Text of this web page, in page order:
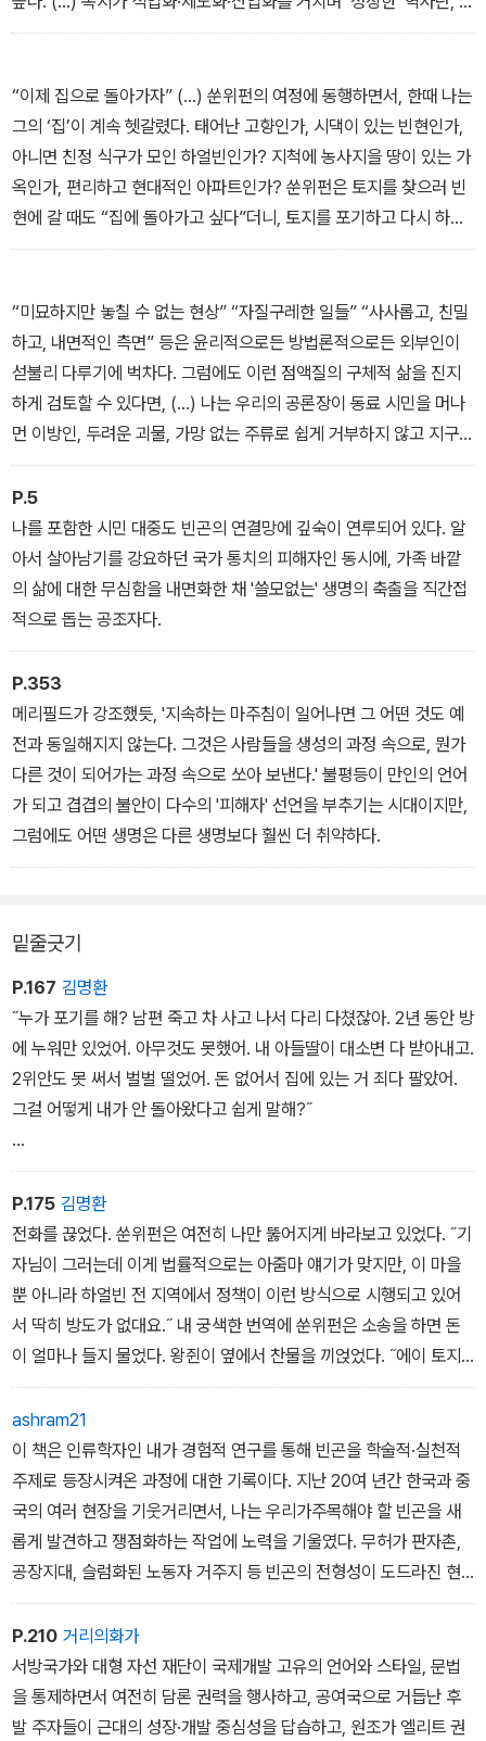
집어보자면 사회복지 체제 구축에 관여해온 종사자들이 가난한 사람
그에게 낙인을 씌우듯, 복지 종사자들 역시 빈자에게 기대는 동시에
그들에 대한 심판자를 자임한다.
_「의존의 문제화」
“이제 집으로 돌아가자” (…) 쑨위펀의 여정에 동행하면서, 한때 나는
그의 ‘집’이 계속 헷갈렸다. 태어난 고향인가, 시댁이 있는 빈현인가,
아니면 친정 식구가 모인 하얼빈인가? 지척에 농사지을 땅이 있는 가
옥인가, 편리하고 현대적인 아파트인가? 쑨위펀은 토지를 찾으러 빈
현에 갈 때도 “집에 돌아가고 싶다”더니, 토지를 포기하고 다시 하얼
빈으로 떠날 때도 “집에 돌아가자” 했다. 집은 결국 특정 장소로 가리
기 ‘자리’를 만드는 부단한 과정이었던 셈이다. 언제 헐릴지, 쫓겨날지
모르는 상태를 벗어나 맘 편히 누울 자리, 섭씨 영하 20도에 볼일을
보러 공중변소를 찾지 않아도 되는 편한 자리, (…) 몸이 아프고 돈이
없어도 괜찮은 자리, 서로 돌보고 의지할 존재를 곁에 둔 자리……. 하
지만 쑨위펀이 자리를 만드는 과정은 (심지어 자기 자신한테조차) 자
격을 의심받고, ‘자격 없음’의 감각을 내면화하는 과정이었다. (…) 자
격 없음의 판정은 가까이에서 마주하는 사람들, 심지어 가장 친밀한
사람들에 의해 계속됐다. 동행하면서 주저하기를 반복했던 나도, 거
듭 노력하고 거듭 ‘부적절한’ 존재임을 확인받으며 점점 움츠러든 쑨
위펀 자신도 예외일 수 없었다.
_「집으로 가는 길」
“미묘하지만 놓칠 수 없는 현상” “자질구레한 일들” “사사롭고, 친밀
하고, 내면적인 측면” 등은 윤리적으로든 방법론적으로든 외부인이
섣불리 다루기에 벅차다. 그럼에도 이런 점액질의 구체적 삶을 진지
하게 검토할 수 있다면, (…) 나는 우리의 공론장이 동료 시민을 머나
먼 이방인, 두려운 괴물, 가망 없는 주류로 쉽게 거부하지 않고 지구
속 취약하고 불완전한 (나와 같은) 존재로 인정하는 데서 시작되기를
바란다. 지구생활자-파괴자가 품어온—감각, 세계상, 열망의
총체로서—발전의 꿈이 ‘그’라는 존재와 등치될 만큼 얼마나 강렬한
것인지, 문화와 상징, 이데올로기, 제도와 정책, 교육과 미디어, 일자
리와 사회보장 등이 얼기설기 엮이고 시너지를 발휘하면서 발전의 꿈
이 아닌 다른 꿈을 꾸는 것이 어떻게 막히고 불온시되었는지, 어떤 감
당하기 힘든 규범과 질서를 강요하고 낙인을 부과했는지, 그렇게 집
요하게 추구했던 꿈이 어떻게 현실이 되고 또 좌절되었는지 각자의
생애 경험에서 출발하여 말하고, 쓰고, 읽고, 대화하는 공론장이 필요
하다.
_「인류세의 빈곤」
P.5
나를 포함한 시민 대중도 빈곤의 연결망에 깊숙이 연루되어 있다. 알
아서 살아남기를 강요하던 국가 통치의 피해자인 동시에, 가족 바깥
의 삶에 대한 무심함을 내면화한 채 '쓸모없는' 생명의 축출을 직간접
적으로 돕는 공조자다.
P.353
메리필드가 강조했듯, '지속하는 마주침이 일어나면 그 어떤 것도 예
전과 동일해지지 않는다. 그것은 사람들을 생성의 과정 속으로, 뭔가
다른 것이 되어가는 과정 속으로 쏘아 보낸다.' 불평등이 만인의 언어
가 되고 겹겹의 불안이 다수의 '피해자' 선언을 부추기는 시대이지만,
그럼에도 어떤 생명은 다른 생명보다 훨씬 더 취약하다.
밑줄긋기
P.167 김명환
˝누가 포기를 해? 남편 죽고 차 사고 나서 다리 다쳤잖아. 2년 동안 방
에 누워만 있었어. 아무것도 못했어. 내 아들딸이 대소변 다 받아내고.
2위안도 못 써서 벌벌 떨었어. 돈 없어서 집에 있는 거 죄다 팔았어.
그걸 어떻게 내가 안 돌아왔다고 쉽게 말해?˝
˝농사를 안 지은 건 자동 포기에 해당돼요. 대대를 찾아가요.˝
˝날 거치지도 않았잖아. 난 매년 겨우 살아. 애들이 다 컸는데 [돈이
없어] 배우자도 못 구해. 내가 확 죽으려고 했는데 딸이 울면서 말렸
어. 아빠도 없는데 엄마까지 없으면 어떻게 사냐고…….˝
P.175 김명환
전화를 끊었다. 쑨위펀은 여전히 나만 뚫어지게 바라보고 있었다. ˝기
자님이 그러는데 이게 법률적으로는 아줌마 얘기가 맞지만, 이 마을
뿐 아니라 하얼빈 전 지역에서 정책이 이런 방식으로 시행되고 있어
서 딱히 방도가 없대요.˝ 내 궁색한 번역에 쑨위펀은 소송을 하면 돈
이 얼마나 들지 물었다. 왕쥔이 옆에서 찬물을 끼얹었다. ˝에이 토지
보상받는 액수의 곱절은 들 거예요.˝ 쑨위펀은 자리에서 일어나 외투
를 껴입으며 내게 덤덤히 말했다. ˝이제 집으로 돌아가자.˝
ashram21
이 책은 인류학자인 내가 경험적 연구를 통해 빈곤을 학술적·실천적
주제로 등장시켜온 과정에 대한 기록이다. 지난 20여 년간 한국과 중
국의 여러 현장을 기웃거리면서, 나는 우리가주목해야 할 빈곤을 새
롭게 발견하고 쟁점화하는 작업에 노력을 기울였다. 무허가 판자촌,
공장지대, 슬럼화된 노동자 거주지 등 빈곤의 전형성이 도드라진 현
장에서 전형적이지 않은빈곤의 역사성과 관계성에 주목했고, 대학 수
업, 이주자들의 공간, 국제개발과 자원봉사 무대처럼 서로 이질적인
현장에서 빈곤이 실존의 불안으로 현상하는 공통성을 포착했다.
P.210 거리의화가
서방국가와 대형 자선 재단이 국제개발 고유의 언어와 스타일, 문법
을 통제하면서 여전히 담론 권력을 행사하고, 공여국으로 거듭난 후
발 주자들이 근대의 성장·개발 중심성을 답습하고, 원조가 엘리트 권